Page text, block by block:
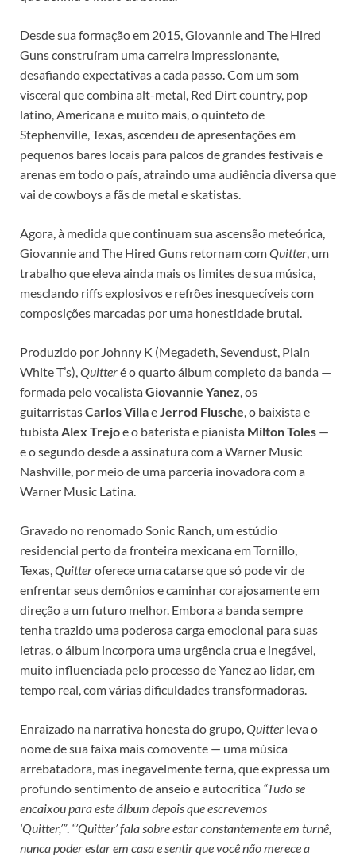
Desde sua formação em 2015, Giovannie and The Hired
Guns construíram uma carreira impressionante,
desafiando expectativas a cada passo. Com um som
visceral que combina alt-metal, Red Dirt country, pop
latino, Americana e muito mais, o quinteto de
Stephenville, Texas, ascendeu de apresentações em
pequenos bares locais para palcos de grandes festivais e
arenas em todo o país, atraindo uma audiência diversa que
vai de cowboys a fãs de metal e skatistas.
Agora, à medida que continuam sua ascensão meteórica,
Giovannie and The Hired Guns retornam comQuitter , um
trabalho que eleva ainda mais os limites de sua música,
mesclando riffs explosivos e refrões inesquecíveis com
composições marcadas por uma honestidade brutal.
Produzido por Johnny K (Megadeth, Sevendust, Plain
White T’s), Quitteré o quarto álbum completo da banda —
formada pelo vocalistaGiovannie Yanez , os
guitarristasCarlos Villae Jerrod Flusche , o baixista e
tubista Alex Trejoe o baterista e pianista Milton Toles —
e o segundo desde a assinatura com a Warner Music
Nashville, por meio de uma parceria inovadora com a
Warner Music Latina.
Gravado no renomado Sonic Ranch, um estúdio
residencial perto da fronteira mexicana em Tornillo,
Texas, Quitteroferece uma catarse que só pode vir de
enfrentar seus demônios e caminhar corajosamente em
direção a um futuro melhor. Embora a banda sempre
tenha trazido uma poderosa carga emocional para suas
letras, o álbum incorpora uma urgência crua e inegável,
muito influenciada pelo processo de Yanez ao lidar, em
tempo real, com várias dificuldades transformadoras.
Enraizado na narrativa honesta do grupo, Quitter leva o
nome de sua faixa mais comovente — uma música
arrebatadora, mas inegavelmente terna, que expressa um
profundo sentimento de anseio e autocrítica “Tudo se
encaixou para este álbum depois que escrevemos
‘Quitter,’”. “’Quitter’ fala sobre estar constantemente em turnê,
nunca poder estar em casa e sentir que você não merece a